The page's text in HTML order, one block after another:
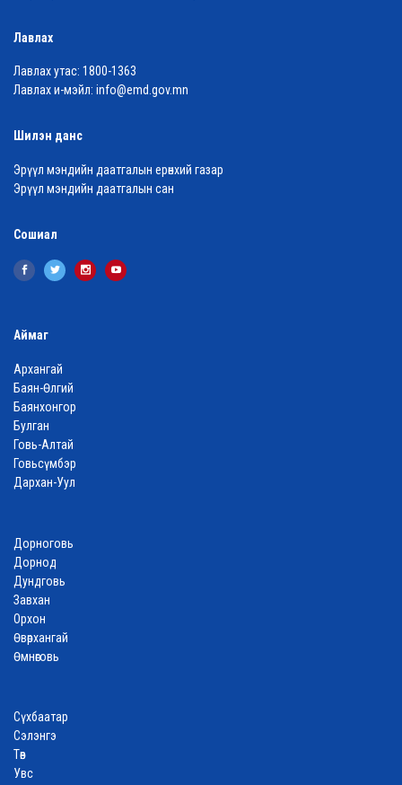
Лавлах
Лавлах утас: 1800-1363
Лавлах и-мэйл: info@emd.gov.mn
Шилэн данс
Эрүүл мэндийн даатгалын ерөнхий газар
Эрүүл мэндийн даатгалын сан
Сошиал
Аймаг
Архангай
Баян-Өлгий
Баянхонгор
Булган
Говь-Алтай
Говьсүмбэр
Дархан-Уул
Дорноговь
Дорнод
Дундговь
Завхан
Орхон
Өвөрхангай
Өмнөговь
Сүхбаатар
Сэлэнгэ
Төв
Увс